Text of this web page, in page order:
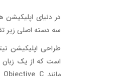
در دنیای اپلیکیشن‌
سه دسته اصلی زیر
است که از یک